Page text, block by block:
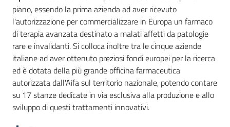
piano, essendo la prima azienda ad aver ricevuto
l'autorizzazione per commercializzare in Europa un farmaco
di terapia avanzata destinato a malati affetti da patologie
rare e invalidanti. Si colloca inoltre tra le cinque aziende
italiane ad aver ottenuto preziosi fondi europei per la ricerca
ed è dotata della più grande officina farmaceutica
autorizzata dall'Aifa sul territorio nazionale, potendo contare
su 17 stanze dedicate in via esclusiva alla produzione e allo
sviluppo di questi trattamenti innovativi.